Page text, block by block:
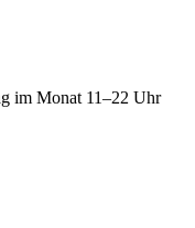
im Monat 11–22 Uhr